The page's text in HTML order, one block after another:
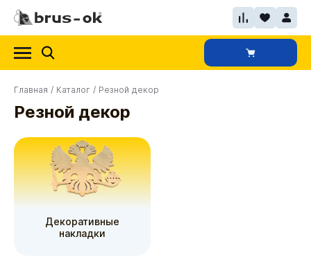
Главная / Каталог / Резной декор
Резной декор
Декоративные
накладки